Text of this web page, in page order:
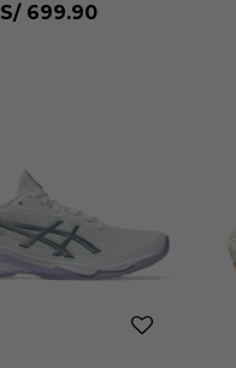
S/ 699.90